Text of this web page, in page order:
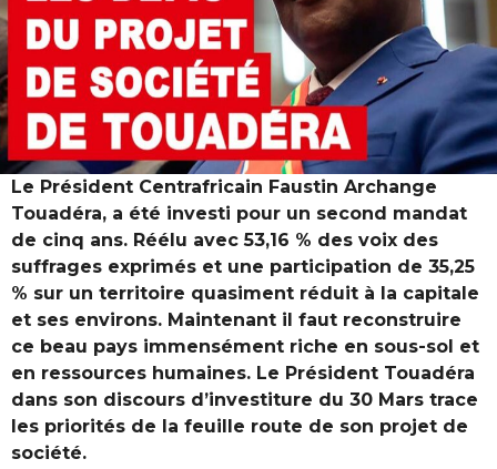
Le Président Centrafricain Faustin Archange
Touadéra, a été investi pour un second mandat
de cinq ans. Réélu avec 53,16 % des voix des
suffrages exprimés et une participation de 35,25
% sur un territoire quasiment réduit à la capitale
et ses environs. Maintenant il faut reconstruire
ce beau pays immensément riche en sous-sol et
en ressources humaines. Le Président Touadéra
dans son discours d’investiture du 30 Mars trace
les priorités de la feuille route de son projet de
société.